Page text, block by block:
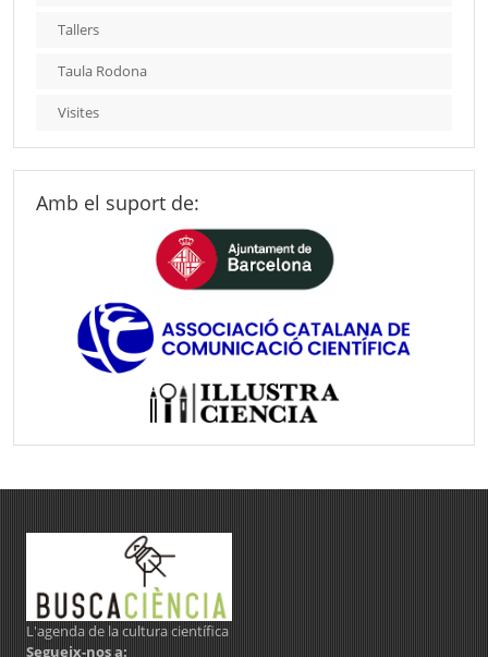
Tallers
Taula Rodona
Visites
Amb el suport de:
L'agenda de la cultura científica
Segueix-nos a: